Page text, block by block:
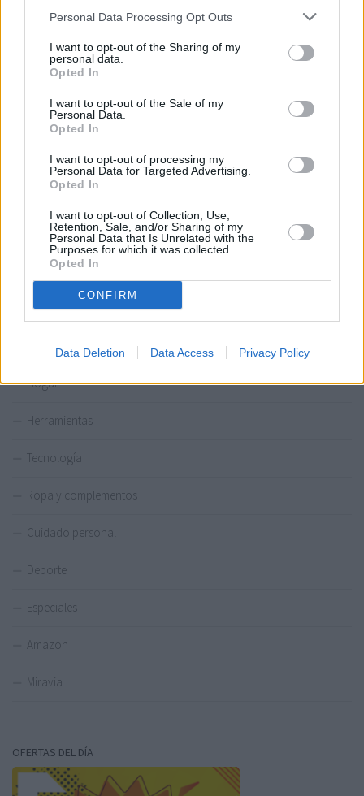
Personal Data Processing Opt Outs
I want to opt-out of the Sharing of my
personal data.
Opted In
I want to opt-out of the Sale of my
Personal Data.
Opted In
I want to opt-out of processing my
Personal Data for Targeted Advertising.
Opted In
I want to opt-out of Collection, Use,
Retention, Sale, and/or Sharing of my
Personal Data that Is Unrelated with the
Purposes for which it was collected.
Opted In
CONFIRM
Data Deletion Data Access Privacy Policy
al practicar deporte o para su uso diario. Con una horma clásica
que se ajusta perfectamente al pie, estas zapatillas cuentan
con un cierre de cordones que garantiza un ajuste seguro y
personalizado.
REDES SOCIALES
SECCIONES
Chollos recientes
Chollos al 50%
Chollos de menos de 10€
Hogar
Herramientas
Tecnología
Ropa y complementos
Cuidado personal
Deporte
Especiales
Amazon
Miravia
OFERTAS DEL DÍA